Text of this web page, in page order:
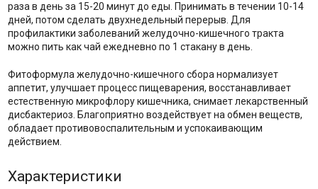
раза в день за 15-20 минут до еды. Принимать в течении 10-14
дней, потом сделать двухнедельный перерыв. Для
профилактики заболеваний желудочно-кишечного тракта
можно пить как чай ежедневно по 1 стакану в день.
Фитоформула желудочно-кишечного сбора нормализует
аппетит, улучшает процесс пищеварения, восстанавливает
естественную микрофлору кишечника, снимает лекарственный
дисбактериоз. Благоприятно воздействует на обмен веществ,
обладает противовоспалительным и успокаивающим
действием.
Характеристики